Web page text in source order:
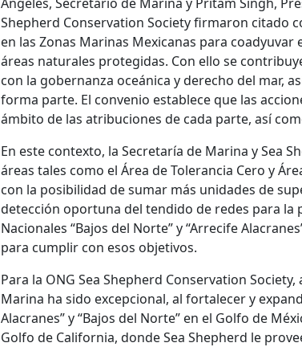
Shepherd Conservation Society firmaron citado
en las Zonas Marinas Mexicanas para
áreas naturales protegidas. Con ello se
con la gobernanza oceánica y derecho del mar,
forma parte. El convenio establece que las
ámbito de las atribuciones de cada parte, así
En este contexto, la Secretaría de Marina y Sea
áreas tales como el Área de Tolerancia Cero y
con la posibilidad de sumar más unidades de
detección oportuna del tendido de redes para la
Nacionales “Bajos del Norte” y “Arrecife
para cumplir con esos objetivos.
Para la ONG Sea Shepherd Conservation
Marina ha sido excepcional, al fortalecer y
Alacranes” y “Bajos del Norte” en el Golfo de
Golfo de California, donde Sea Shepherd le